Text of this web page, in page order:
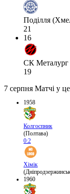
Поділля
21
16
СК Металург
19
7 серпня Матчі у
1958
Колгоспник
(Полтава)
0:2
Хімік
1960